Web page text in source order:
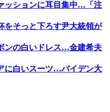
ッションに耳目集中…「注
をそっと下ろす尹大統領が
ンの白いドレス…金建希夫
に白いスーツ…バイデン大